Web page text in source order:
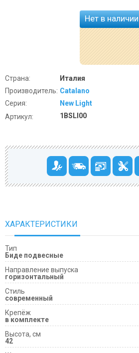
Нет в наличии
Страна:
Италия
Производитель: Catalano
Серия:
New Light
Артикул:
1BSLI00
ХАРАКТЕРИСТИКИ
Тип
Биде подвесные
Направление выпуска
горизонтальный
Cтиль
современный
Крепёж
в комплекте
Высота, см
42